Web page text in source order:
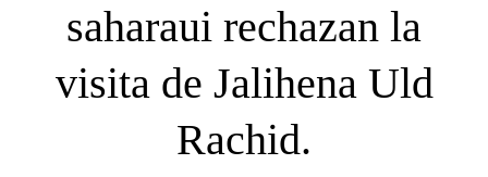
saharaui rechazan la
visita de Jalihena Uld
Rachid.